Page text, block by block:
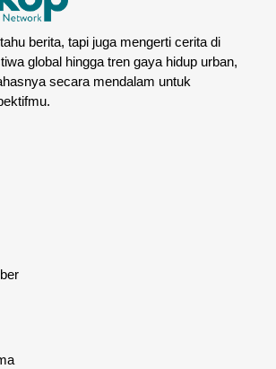
berita, tapi juga mengerti cerita di
global hingga tren gaya hidup urban,
secara mendalam untuk